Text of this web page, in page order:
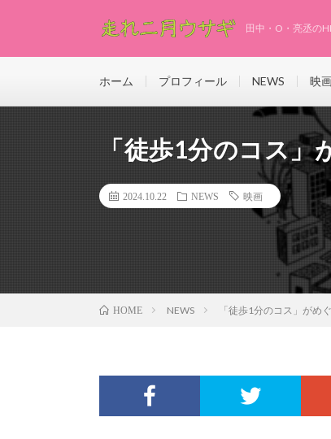
田中・O・亮丞の
ホーム プロフィール NEWS 映
「徒歩1分のコス
2024.10.22 NEWS 映画
HOME NEWS 「徒歩1分のコス」がめ